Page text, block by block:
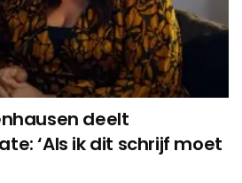
deelt
‘Als ik dit schrijf moet